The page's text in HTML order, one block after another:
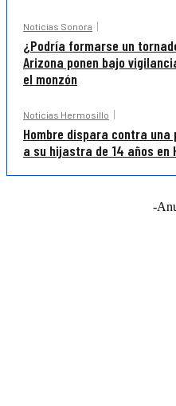
Noticias Sonora
¿Podría formarse un
Arizona ponen bajo
el monzón
Noticias Hermosillo
Hombre dispara contra
a su hijastra de 14 años en
-